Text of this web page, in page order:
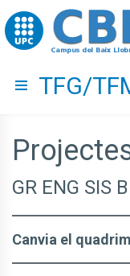
Go to upc.edu
Hide menu
TFG/
GR ENG SIS
Canvia el